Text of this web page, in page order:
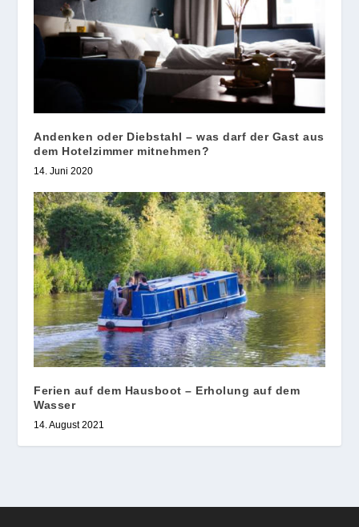
Andenken oder Diebstahl – was darf der Gast aus
dem Hotelzimmer mitnehmen?
14. Juni 2020
Ferien auf dem Hausboot – Erholung auf dem
Wasser
14. August 2021